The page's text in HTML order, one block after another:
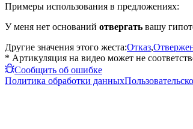
Примеры использования в предложениях:
У меня нет оснований отвергать вашу
Другие значения этого жеста:Отказ,
* Артикуляция на видео может не
Сообщить об ошибке
Политика обработки данных